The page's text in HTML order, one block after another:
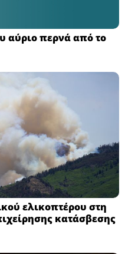
αύριο περνά από το
ελικοπτέρου στη
κατάσβεσης